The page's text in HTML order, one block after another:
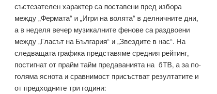
състезателен характер са поставени пред избора
между „Фермата“ и „Игри на волята“ в делничните дни,
а в неделя вечер музикалните фенове са раздвоени
между „Гласът на България“ и „Звездите в нас“. На
следващата графика представяме средния рейтинг,
постигнат от прайм тайм предаванията на бТВ, а за по-
голяма яснота и сравнимост присъстват резултатите и
от предходните три години: